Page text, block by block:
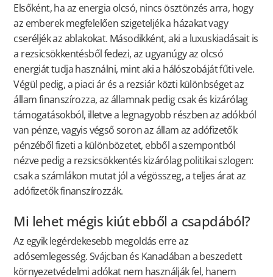
Elsőként, ha az energia olcsó, nincs ösztönzés arra, hogy
az emberek megfelelően szigeteljék a házakat vagy
cseréljék az ablakokat. Másodikként, aki a luxuskiadásait is
a rezsicsökkentésből fedezi, az ugyanúgy az olcsó
energiát tudja használni, mint aki a hálószobáját fűti vele.
Végül pedig, a piaci ár és a rezsiár közti különbséget az
állam finanszírozza, az államnak pedig csak és kizárólag
támogatásokból, illetve a legnagyobb részben az adókból
van pénze, vagyis végső soron az állam az adófizetők
pénzéből fizeti a különbözetet, ebből a szempontból
nézve pedig a rezsicsökkentés kizárólag politikai szlogen:
csak a számlákon mutat jól a végösszeg, a teljes árat az
adófizetők finanszírozzák.
Mi lehet mégis kiút ebből a csapdából?
Az egyik legérdekesebb megoldás erre az
adósemlegesség. Svájcban és Kanadában a beszedett
környezetvédelmi adókat nem használják fel, hanem